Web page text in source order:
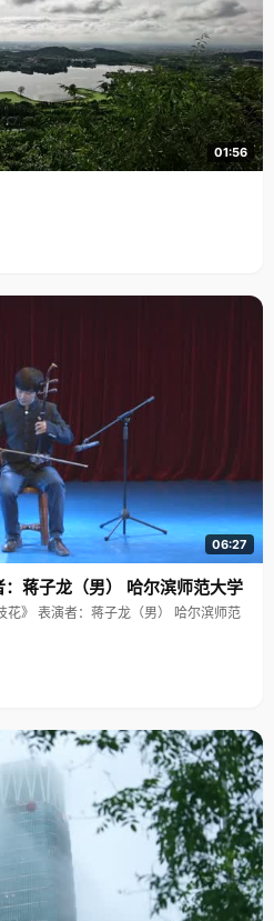
情非常烦躁，跌到了谷底，一种很真切
候，永民中学的李校长给马帅打来电
迎你。"想到自己曾经的承诺，父母殷
的优秀学子，而是一个普普通通，为理
帅都单独坐在靠近窗台最后一排角落
，学累了的时候抬头看看天空偶尔飞过
奇的平稳。马帅经常将五本历史课本合
串联一遍，到后来，不用看书，也能将
有了一些新的认识，其他科目如此效仿
望，给自己的高四生活画上完美的句
民，马帅是老大，底下还有一个弟弟和
里的一分钱。考上大学后，一些企业的
去年，靠着勤奋和努力，马帅又获得了
想到弟弟妹妹马上要考
社会实践，做家教，参加报告会，并且
动加起来，每个月差不多也有一千多块
所有的钱都寄回家里。马帅说，自己是
可能多的积攒一点钱，把弟弟妹妹上大
，但是他已经很坚强的扛起了家庭的部
来的阳光气息和脸上永远挂着的笑容。
，就是想跟别人站在同一起跑线上，"我
与别人一样的起跑线，我会努力去表
空间。"
01:56
06:27
蒋子龙（男） 哈尔滨师范大学
花》 表演者：蒋子龙（男） 哈尔滨师范